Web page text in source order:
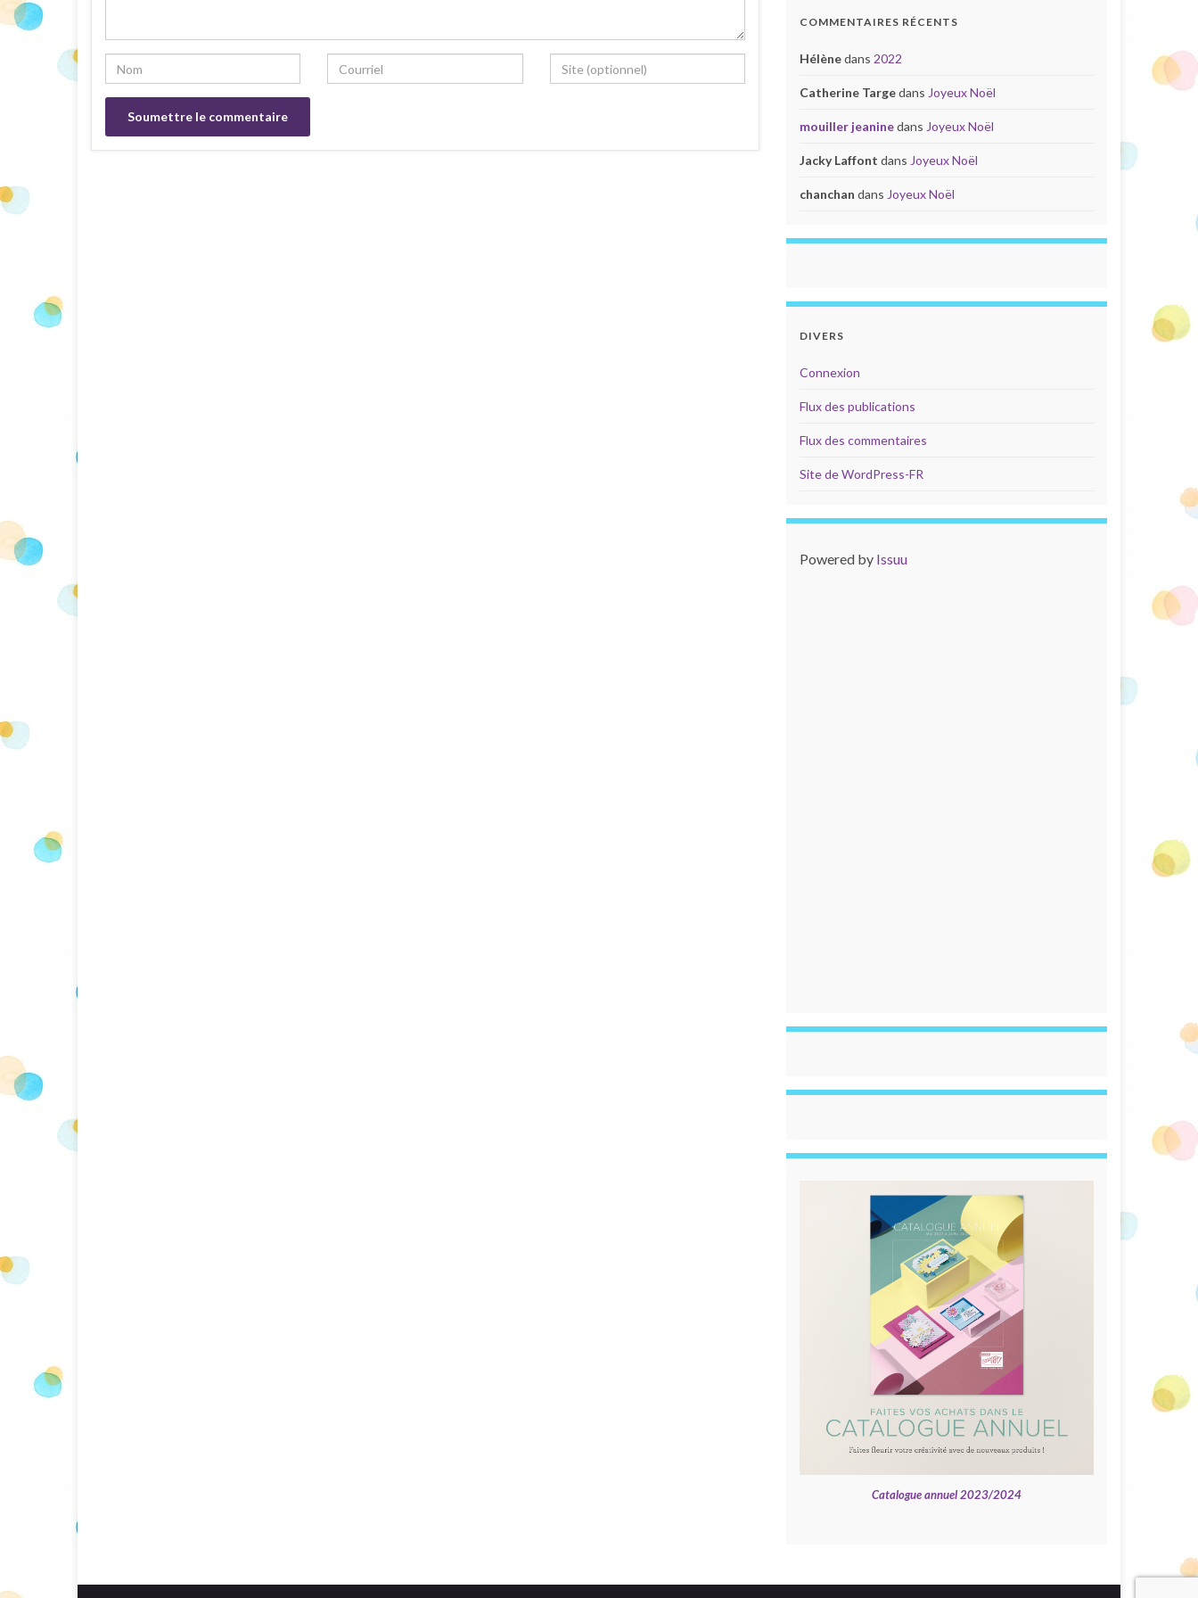
COMMENTAIRES RÉCENTS
Hélènedans 2022
Catherine Targedans Joyeux Noël
mouiller jeaninedans Joyeux Noël
Jacky Laffont dans Joyeux Noël
chanchan dans Joyeux Noël
DIVERS
Connexion
Flux des publications
Flux des commentaires
Site de WordPress-FR
Powered by Issuu
Catalogue annuel 2023/2024